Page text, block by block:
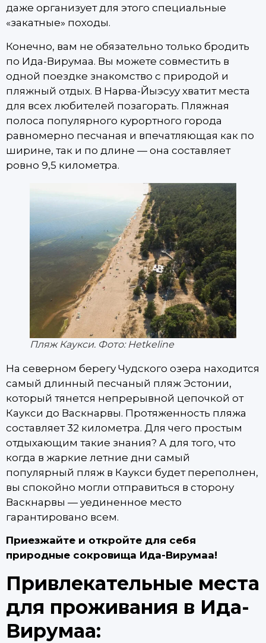
даже организует для этого специальные
«закатные» походы.
Конечно, вам не обязательно только бродить
по Ида-Вирумаа. Вы можете совместить в
одной поездке знакомство с природой и
пляжный отдых. В Нарва-Йыэсуу хватит места
для всех любителей позагорать. Пляжная
полоса популярного курортного города
равномерно песчаная и впечатляющая как по
ширине, так и по длине — она составляет
ровно 9,5 километра.
Пляж Каукси. Фото: Hetkeline
На северном берегу Чудского озера находится
самый длинный песчаный пляж Эстонии,
который тянется непрерывной цепочкой от
Каукси до Васкнарвы. Протяженность пляжа
составляет 32 километра. Для чего простым
отдыхающим такие знания? А для того, что
когда в жаркие летние дни самый
популярный пляж в Каукси будет переполнен,
вы спокойно могли отправиться в сторону
Васкнарвы — уединенное место
гарантировано всем.
Приезжайте и откройте для себя
природные сокровища Ида-Вирумаа!
Привлекательные места
для проживания в Ида-
Вирумаа: